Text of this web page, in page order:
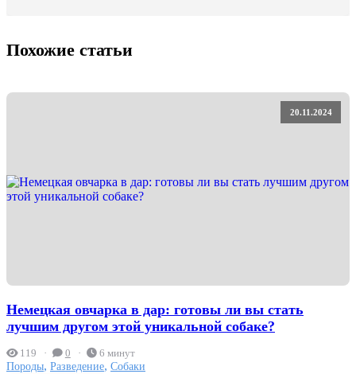
Похожие статьи
20.11.2024
Немецкая овчарка в дар: готовы ли вы стать
лучшим другом этой уникальной собаке?
119 0 6 минут
Породы, Разведение, Собаки